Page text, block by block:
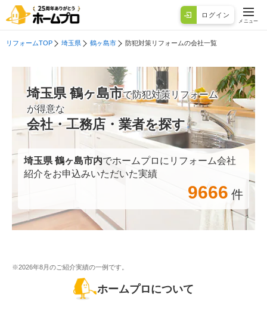
ログイン
メニュー
リフォームTOP 埼玉県 鶴ヶ島市 防犯対策リフォームの会社一覧
埼玉県 鶴ヶ島市で防犯対策リフォーム
が得意な
会社・工務店・業者を探す
埼玉県 鶴ヶ島市内でホームプロにリフォーム会社
紹介をお申込みいただいた実績
9666 件
※2026年8月のご紹介実績の一例です。
ホームプロについて